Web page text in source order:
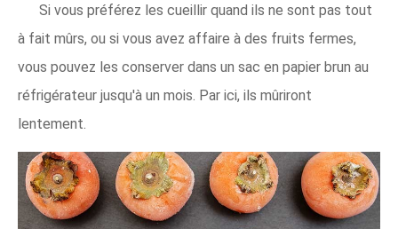
Si vous préférez les cueillir quand ils ne sont pas tout
à fait mûrs, ou si vous avez affaire à des fruits fermes,
vous pouvez les conserver dans un sac en papier brun au
réfrigérateur jusqu'à un mois. Par ici, ils mûriront
lentement.